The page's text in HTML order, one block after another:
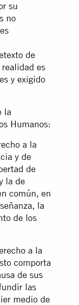
su
no
de
es
y exigido
la
Humanos:
a la
y de
de
la de
común, en
la
de los
a la
comporta
de sus
las
medio de